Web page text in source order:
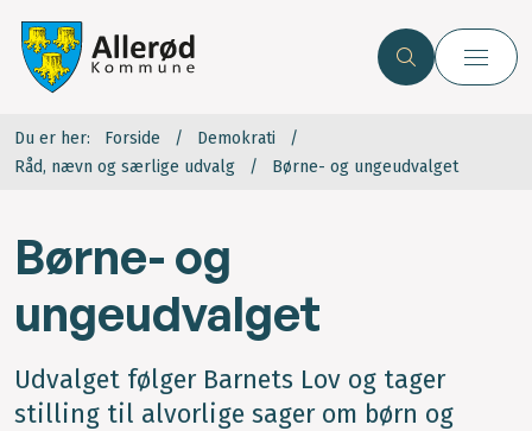
Du er her: Forside
Demokrati
Råd, nævn og særlige udvalg
Børne- og ungeudvalget
Børne- og
ungeudvalget
Udvalget følger Barnets Lov og tager
stilling til alvorlige sager om børn og